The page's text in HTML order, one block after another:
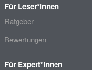
Für Leser*innen
Ratgeber
Bewertungen
Für Expert*innen